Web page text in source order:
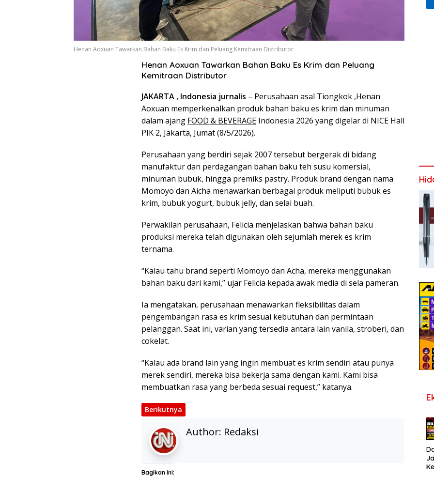
Henan Aoxuan Tawarkan Bahan Baku Es Krim dan Peluang Kemitraan Distributor
Henan Aoxuan Tawarkan Bahan Baku Es Krim dan Peluang
Kemitraan Distributor
JAKARTA , Indonesia jurnalis – Perusahaan asal Tiongkok ,Henan
Aoxuan memperkenalkan produk bahan baku es krim dan minuman
dalam ajang FOOD & BEVERAGE Indonesia 2026 yang digelar di NICE Hall
PIK 2, Jakarta, Jumat (8/5/2026).
Perusahaan yang berdiri sejak 2007 tersebut bergerak di bidang
manufaktur dan perdagangan bahan baku teh susu komersial,
minuman bubuk, hingga premiks pastry. Produk brand dengan nama
Momoyo dan Aicha menawarkan berbagai produk meliputi bubuk es
krim, bubuk yogurt, bubuk jelly, dan selai buah.
Perwakilan perusahaan, Felicia menjelaskan bahwa bahan baku
produksi mereka telah digunakan oleh sejumlah merek es krim
ternama.
“Kalau tahu brand seperti Momoyo dan Acha, mereka menggunakan
bahan baku dari kami,” ujar Felicia kepada awak media di sela pameran.
Ia mengatakan, perusahaan menawarkan fleksibilitas dalam
pengembangan rasa es krim sesuai kebutuhan dan permintaan
pelanggan. Saat ini, varian yang tersedia antara lain vanila, stroberi, dan
cokelat.
“Kalau ada brand lain yang ingin membuat es krim sendiri atau punya
merek sendiri, mereka bisa bekerja sama dengan kami. Kami bisa
membuatkan rasa yang berbeda sesuai request,” katanya.
Berikutnya
Author: Redaksi
Bagikan ini: